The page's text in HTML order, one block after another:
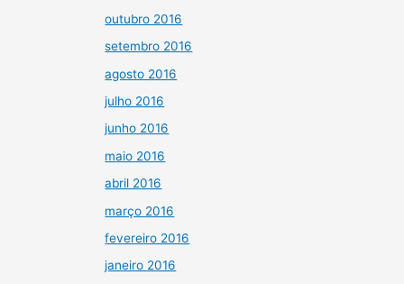
outubro 2016
setembro 2016
agosto 2016
julho 2016
junho 2016
maio 2016
abril 2016
março 2016
fevereiro 2016
janeiro 2016